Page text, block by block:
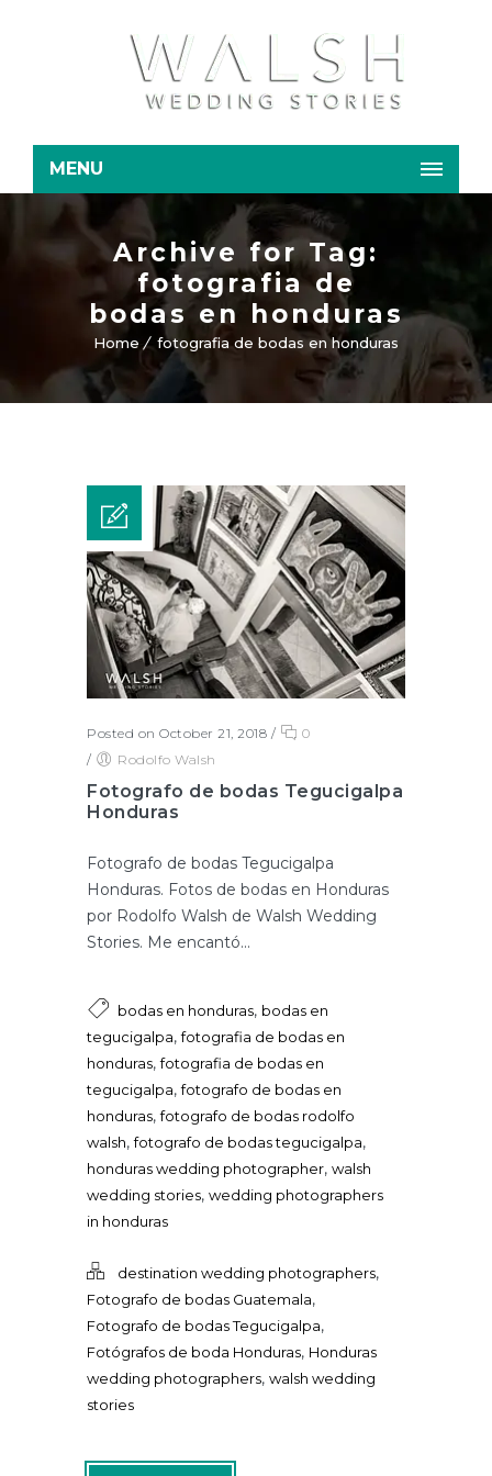
MENU
Archive for Tag:
fotografia de
bodas en honduras
Home fotografia de bodas en honduras
Posted on October 21, 2018 /
0
/
Rodolfo Walsh
Fotografo de bodas Tegucigalpa
Honduras
Fotografo de bodas Tegucigalpa
Honduras. Fotos de bodas en Honduras
por Rodolfo Walsh de Walsh Wedding
Stories. Me encantó...
bodas en honduras, bodas en
tegucigalpa,fotografia de bodas en
honduras,fotografia de bodas en
tegucigalpa,fotografo de bodas en
honduras,fotografo de bodas rodolfo
walsh,fotografo de bodas tegucigalpa,
honduras wedding photographer, walsh
wedding stories, wedding photographers
in honduras
destination wedding photographers,
Fotografo de bodas Guatemala,
Fotografo de bodas Tegucigalpa,
Fotógrafos de boda Honduras, Honduras
wedding photographers, walsh wedding
stories